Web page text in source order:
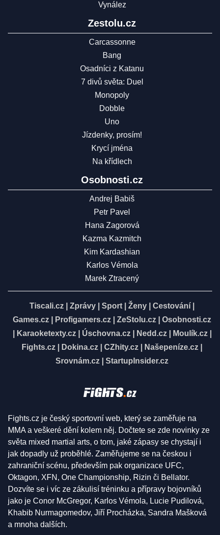
Vynález
Zestolu.cz
Carcassonne
Bang
Osadníci z Katanu
7 divů světa: Duel
Monopoly
Dobble
Uno
Jízdenky, prosím!
Krycí jména
Na křídlech
Osobnosti.cz
Andrej Babiš
Petr Pavel
Hana Zagorová
Kazma Kazmitch
Kim Kardashian
Karlos Vémola
Marek Ztracený
Tiscali.cz Zprávy Sport Ženy Cestování
Games.cz
Profigamers.cz ZeStolu.cz
Osobnosti.cz
Karaoketexty.cz| Úschovna.cz| Nedd.cz| Moulík.cz|
Fights.cz
Dokina.cz CZhity.cz Našepeníze.cz
Srovnám.cz
StartupInsider.cz
Fights.cz je český sportovní web, který se zaměřuje na
MMA a veškeré dění kolem něj. Dočtete se zde novinky ze
světa mixed martial arts, o tom, jaké zápasy se chystají i
jak dopadly už proběhlé. Zaměřujeme se na českou i
zahraniční scénu, především pak organizace UFC,
Oktagon, XFN, One Championship, Rizin či Bellator.
Dozvíte se i víc ze zákulisí tréninku a přípravy bojovníků
jako je Conor McGregor, Karlos Vémola, Lucie Pudilová,
Khabib Nurmagomedov, Jiří Procházka, Sandra Mašková
a mnoha dalších.